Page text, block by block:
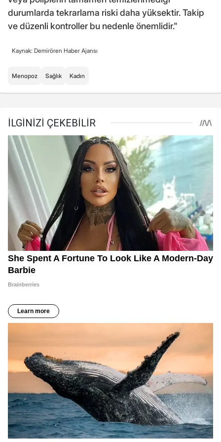
durumlarda tekrarlama riski daha yüksektir. Takip
ve düzenli kontroller bu nedenle önemlidir."
Kaynak: Demirören Haber Ajansı
Menopoz Sağlık Kadın